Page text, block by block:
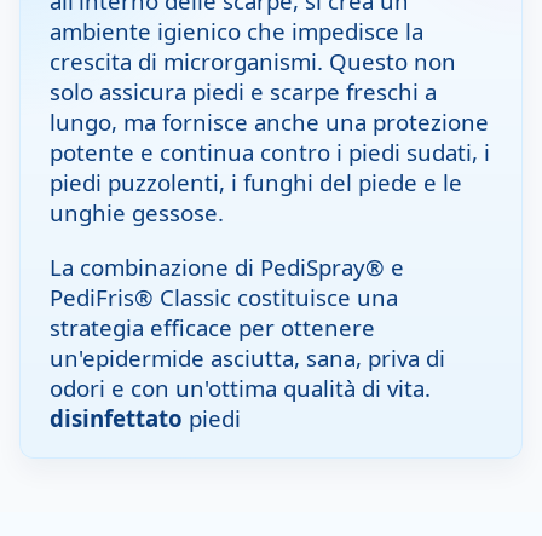
ambiente igienico che impedisce la
crescita di microrganismi. Questo non
solo assicura piedi e scarpe freschi a
lungo, ma fornisce anche una protezione
potente e continua contro i piedi sudati, i
piedi puzzolenti, i funghi del piede e le
unghie gessose.
La combinazione di PediSpray® e
PediFris® Classic costituisce una
strategia efficace per ottenere
un'epidermide asciutta, sana, priva di
odori e con un'ottima qualità di vita.
disinfettato piedi